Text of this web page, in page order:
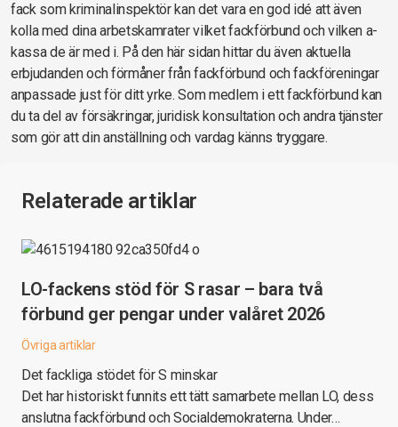
fack som kriminalinspektör kan det vara en god idé att även
kolla med dina arbetskamrater vilket fackförbund och vilken a-
kassa de är med i. På den här sidan hittar du även aktuella
erbjudanden och förmåner från fackförbund och fackföreningar
anpassade just för ditt yrke. Som medlem i ett fackförbund kan
du ta del av försäkringar, juridisk konsultation och andra tjänster
som gör att din anställning och vardag känns tryggare.
Relaterade artiklar
LO-fackens stöd för S rasar – bara två
förbund ger pengar under valåret 2026
Övriga artiklar
Det fackliga stödet för S minskar
Det har historiskt funnits ett tätt samarbete mellan LO, dess
anslutna fackförbund och Socialdemokraterna. Under…